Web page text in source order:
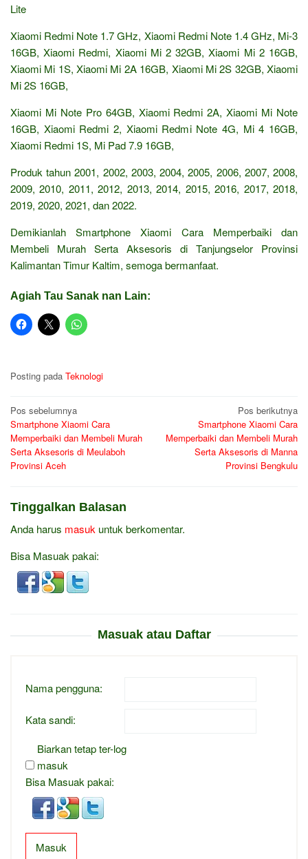
Lite
Xiaomi Redmi Note 1.7 GHz, Xiaomi Redmi Note 1.4 GHz, Mi-3
16GB, Xiaomi Redmi, Xiaomi Mi 2 32GB, Xiaomi Mi 2 16GB,
Xiaomi Mi 1S, Xiaomi Mi 2A 16GB, Xiaomi Mi 2S 32GB, Xiaomi
Mi 2S 16GB,
Xiaomi Mi Note Pro 64GB, Xiaomi Redmi 2A, Xiaomi Mi Note
16GB, Xiaomi Redmi 2, Xiaomi Redmi Note 4G, Mi 4 16GB,
Xiaomi Redmi 1S, Mi Pad 7.9 16GB,
Produk tahun 2001, 2002, 2003, 2004, 2005, 2006, 2007, 2008,
2009, 2010, 2011, 2012, 2013, 2014, 2015, 2016, 2017, 2018,
2019, 2020, 2021, dan 2022.
Demikianlah Smartphone Xiaomi Cara Memperbaiki dan
Membeli Murah Serta Aksesoris di Tanjungselor Provinsi
Kalimantan Timur Kaltim, semoga bermanfaat.
Agiah Tau Sanak nan Lain:
Posting pada Teknologi
Navigasi
pos
Pos sebelumnya
Smartphone Xiaomi Cara
Memperbaiki dan Membeli Murah
Serta Aksesoris di Meulaboh
Provinsi Aceh
Pos berikutnya
Smartphone Xiaomi Cara
Memperbaiki dan Membeli Murah
Serta Aksesoris di Manna
Provinsi Bengkulu
Tinggalkan Balasan
Anda harus masuk untuk berkomentar.
Bisa Masuak pakai:
Masuak atau Daftar
Nama pengguna:
Kata sandi:
Biarkan tetap ter-log
masuk
Bisa Masuak pakai:
Masuk